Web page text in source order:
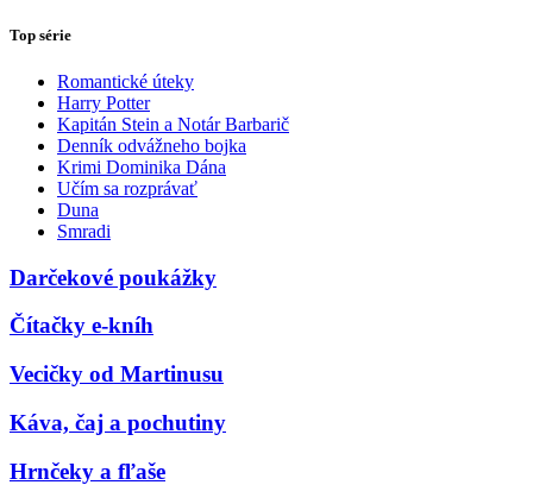
Top série
Romantické úteky
Harry Potter
Kapitán Stein a Notár Barbarič
Denník odvážneho bojka
Krimi Dominika Dána
Učím sa rozprávať
Duna
Smradi
Darčekové poukážky
Čítačky e-kníh
Vecičky od Martinusu
Káva, čaj a pochutiny
Hrnčeky a fľaše